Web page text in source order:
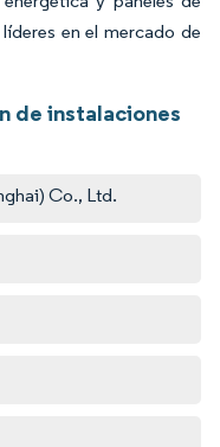
en el mercado de
de instalaciones
Co., Ltd.